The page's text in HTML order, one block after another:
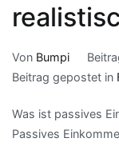
Von Bumpi
Beitrag gepostet in
Was ist passives
Passives